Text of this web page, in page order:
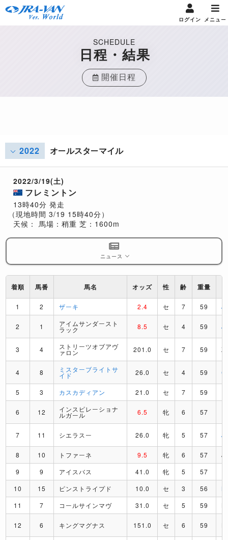
ログイン メニュー
SCHEDULE
日程・結果
開催日程
2022 オールスターマイル
2022/3/19(土)
フレミントン
13時40分 発走
（現地時間 3/19 15時40分）
天候：
馬場：稍重 芝：1600m
ニュース
着順 馬番 馬名 オッズ 性 齢 重量
1 2 ザーキ 2.4 セ 7 59 J
2 1 アイムサンダースト
ラック 8.5 セ 4 59 J
3 4 ストリーツオブアヴ
ァロン 201.0 セ 7 59 Z
4 8 ミスターブライトサ
イド 26.0 セ 4 59 C
5 3 カスカディアン 21.0 セ 7 59
6 12 インスピレーショナ
ルガール 6.5 牝 6 57
7 11 シエラスー 26.0 牝 5 57 J
8 10 トファーネ 9.5 牝 6 57
J
9
9 アイスバス 41.0 牝 5 57
10
15 ピンストライプド 10.0 セ 3 56
11
7 コールサインマヴ 31.0 セ 5 59
12 6 キングマグナス 151.0 セ 6 59